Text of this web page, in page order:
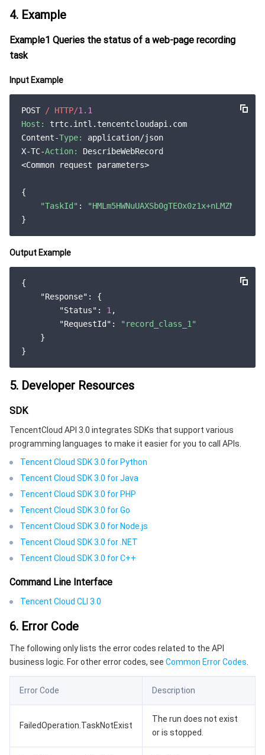
标签
访问管理
操作审计
配置审计
地域管理系统
配额中心
资源中心
腾讯云代码助手
腾讯云超级应用服务
腾讯云可观测平台
前端性能监控
云拨测
Prometheus 监控服务
API 与工具
云 API
腾讯云命令行工具
软件产品生命周期公告
专有云软件
腾讯专有云企业版 TCE
腾讯专有云PaaS平台 TCS
腾讯云数据库
TDSQL
其他文档
费用中心
认证信息
政策与规范
服务计划
腾讯云培训认证
操作系统
4. Example
Example1 Queries the status of a web-page recording
task
Input Example
POST / HTTP/1.1
Host:
trtc.intl.tencentcloudapi.com
Content-Type:
application/json
X-TC-Action:
DescribeWebRecord
<Common request parameters>
{
"TaskId" :
Output Example
{
"Response" : {
"Status" : 1 ,
"RequestId" :
"record_class_1"
    }
5. Developer Resources
SDK
TencentCloud API 3.0 integrates SDKs that support various
programming languages to make it easier for you to call APIs.
Tencent Cloud SDK 3.0 for Python
Tencent Cloud SDK 3.0 for Java
Tencent Cloud SDK 3.0 for PHP
Tencent Cloud SDK 3.0 for Go
Tencent Cloud SDK 3.0 for Node.js
Tencent Cloud SDK 3.0 for .NET
Tencent Cloud SDK 3.0 for C++
Command Line Interface
Tencent Cloud CLI 3.0
6. Error Code
The following only lists the error codes related to the API
business logic. For other error codes, see Common Error Codes
Error Code Description
FailedOperation.TaskNotExist
The run does not exist
or is stopped.